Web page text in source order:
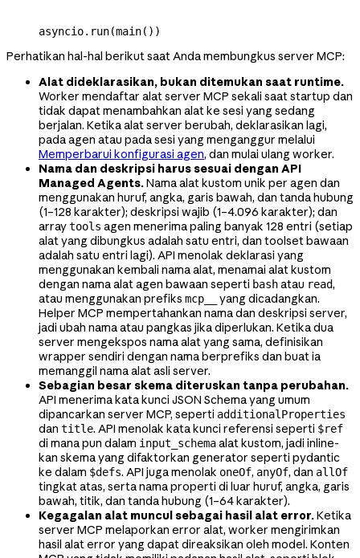
asyncio.run(main())
Perhatikan hal-hal berikut saat Anda membungkus server MCP:
Alat dideklarasikan, bukan ditemukan saat runtime.
Worker mendaftar alat server MCP sekali saat startup dan
tidak dapat menambahkan alat ke sesi yang sedang
berjalan. Ketika alat server berubah, deklarasikan lagi,
pada agen atau pada sesi yang menganggur melalui
Memperbarui konfigurasi agen, dan mulai ulang worker.
Nama dan deskripsi harus sesuai dengan API
Managed Agents.Nama alat kustom unik per agen dan
menggunakan huruf, angka, garis bawah, dan tanda hubung
(1–128 karakter); deskripsi wajib (1–4.096 karakter); dan
arraytools agen menerima paling banyak 128 entri (setiap
alat yang dibungkus adalah satu entri, dan toolset bawaan
adalah satu entri lagi). API menolak deklarasi yang
menggunakan kembali nama alat, menamai alat kustom
dengan nama alat agen bawaan seperti bashatau read,
atau menggunakan prefiks mcp__
yang dicadangkan.
Helper MCP mempertahankan nama dan deskripsi server,
jadi ubah nama atau pangkas jika diperlukan. Ketika dua
server mengekspos nama alat yang sama, definisikan
wrapper sendiri dengan nama berprefiks dan buat ia
memanggil nama alat asli server.
Sebagian besar skema diteruskan tanpa perubahan.
API menerima kata kunci JSON Schema yang umum
dipancarkan server MCP, seperti additionalProperties
dan title. API menolak kata kunci referensi seperti $ref
di mana pun dalam input_schemaalat kustom, jadi inline-
kan skema yang difaktorkan generator seperti pydantic
ke dalam $defs. API juga menolak oneOf, anyOf, dan allOf
tingkat atas, serta nama properti di luar huruf, angka, garis
bawah, titik, dan tanda hubung (1–64 karakter).
Kegagalan alat muncul sebagai hasil alat error.Ketika
server MCP melaporkan error alat, worker mengirimkan
hasil alat error yang dapat direaksikan oleh model. Konten